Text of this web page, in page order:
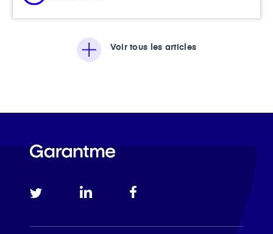
Voir tous les articles